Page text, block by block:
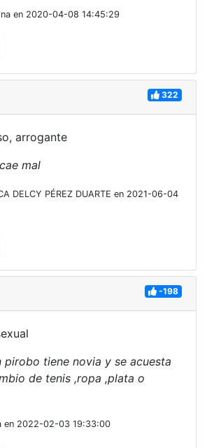
en 2020-04-08 14:45:29
322
arrogante
mal
DELCY PÉREZ DUARTE en 2021-06-04
-198
pirobo tiene novia y se acuesta
de tenis ,ropa ,plata o
en 2022-02-03 19:33:00